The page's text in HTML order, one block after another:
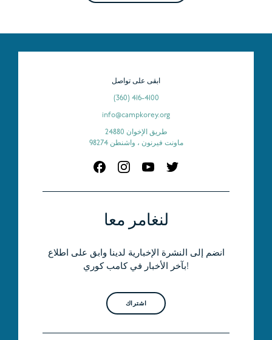
لنغامر معا
انضم إلى النشرة الإخبارية لدينا وابق على اطلاع
بآخر الأخبار في كامب كوري!
اشتراك
ابقى على تواصل
(360) 416-4100
info@campkorey.org
24880 طريق الإخوان
ماونت فيرنون ، واشنطن 98274